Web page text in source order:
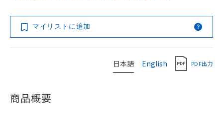
マイリストに追加
日本語 English PDF出力
商品概要